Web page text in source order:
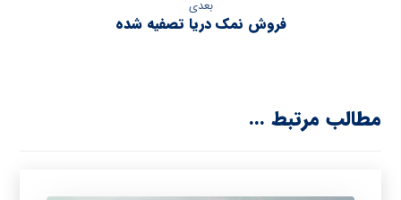
بعدی
فروش نمک دریا تصفیه شده
مطالب مرتبط ...